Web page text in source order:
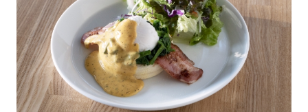
VS群馬ダイヤモンドペガサス公式戦開催と
イニング間打ち上げ花火に伴う公園内エリア
規制について
2025/07/14 リリース